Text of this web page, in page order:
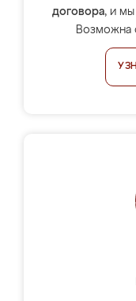
договора, и мы
Возможна